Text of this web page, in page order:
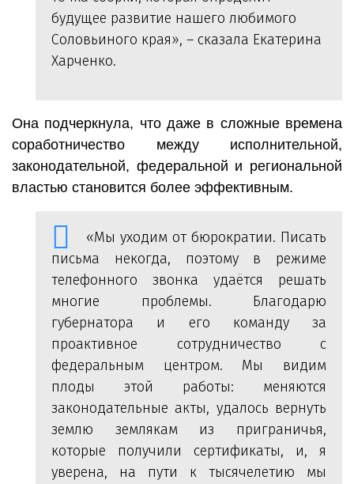
будущее развитие нашего любимого
Соловьиного края», – сказала Екатерина
Харченко.
Она подчеркнула, что даже в сложные времена
соработничество между исполнительной,
законодательной, федеральной и региональной
властью становится более эффективным.
«Мы уходим от бюрократии. Писать
письма некогда, поэтому в режиме
телефонного звонка удаётся решать
многие проблемы. Благодарю
губернатора и его команду за
проактивное сотрудничество с
федеральным центром. Мы видим
плоды этой работы: меняются
законодательные акты, удалось вернуть
землю землякам из приграничья,
которые получили сертификаты, и, я
уверена, на пути к тысячелетию мы